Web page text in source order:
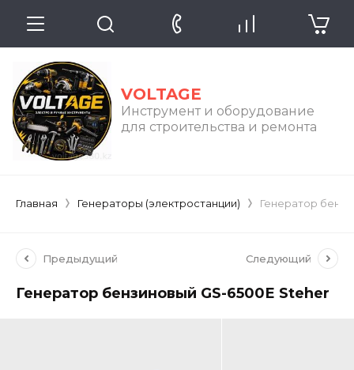
VOLTAGE
Инструмент и оборудование
для строительства и ремонта
Главная Генераторы (электростанции) Генератор
Предыдущий Следующий
Генератор бензиновый GS-6500Е Steher